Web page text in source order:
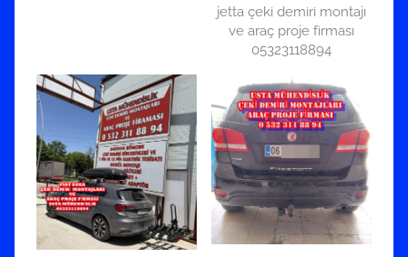
jetta çeki demiri montajı
ve araç proje firması
05323118894